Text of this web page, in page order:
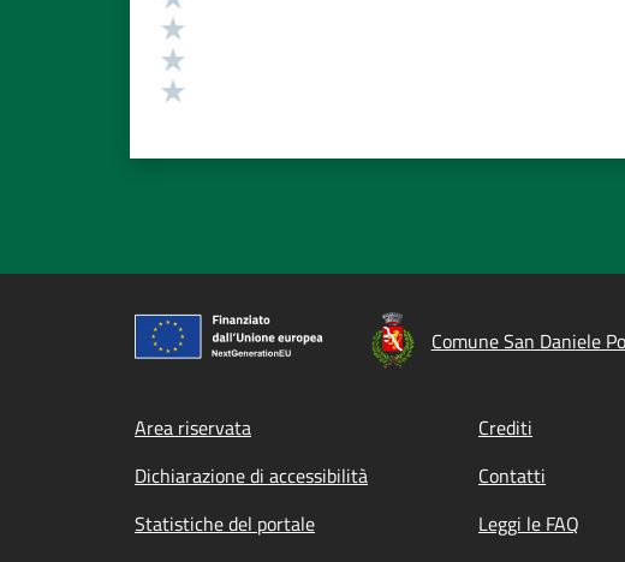
Comune San Daniele Po
Footer menu
Area riservata Crediti
Dichiarazione di accessibilità
Contatti
Statistiche del portale
Leggi le FAQ